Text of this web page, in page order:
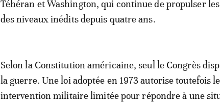
Téhéran et Washington, qui continue de propulser
des niveaux inédits depuis quatre ans.
Selon la Constitution américaine, seul le Congrès
la guerre. Une loi adoptée en 1973 autorise toutefois
intervention militaire limitée pour répondre à une